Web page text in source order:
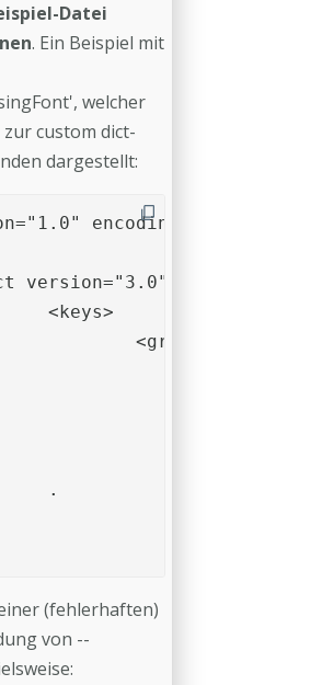
Datei
. Ein Beispiel mit
welcher
custom dict-
dargestellt:
encoding="UTF-8" ?>
(fehlerhaften)
von --